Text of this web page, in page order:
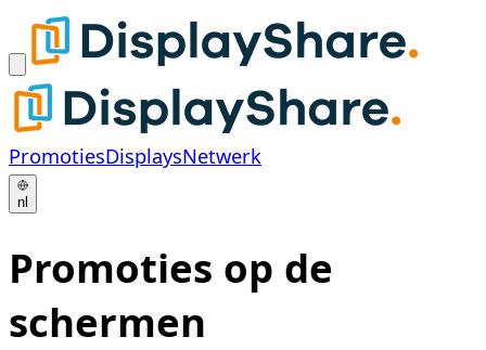
PromotiesDisplaysNetwerk
nl
Promoties op de
schermen